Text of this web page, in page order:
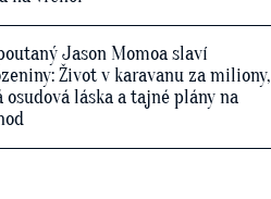
Jason Momoa slaví
Život v karavanu za miliony,
osudová láska a tajné plány na